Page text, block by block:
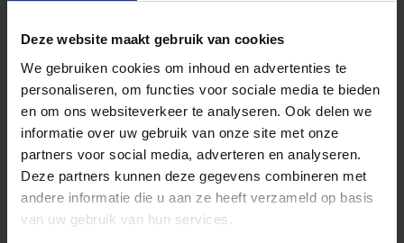
Deze website maakt gebruik van cookies
We gebruiken cookies om inhoud en advertenties te
personaliseren, om functies voor sociale media te bieden
en om ons websiteverkeer te analyseren. Ook delen we
informatie over uw gebruik van onze site met onze
partners voor social media, adverteren en analyseren.
Deze partners kunnen deze gegevens combineren met
andere informatie die u aan ze heeft verzameld op basis
van uw gebruik van hun services.